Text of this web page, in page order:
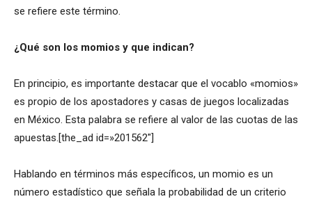
se refiere este término.
¿Qué son los momios y que indican?
En principio, es importante destacar que el vocablo «momios»
es propio de los apostadores y casas de juegos localizadas
en México. Esta palabra se refiere al valor de las cuotas de las
apuestas.[the_ad id=»201562″]
Hablando en términos más específicos, un momio es un
número estadístico que señala la probabilidad de un criterio